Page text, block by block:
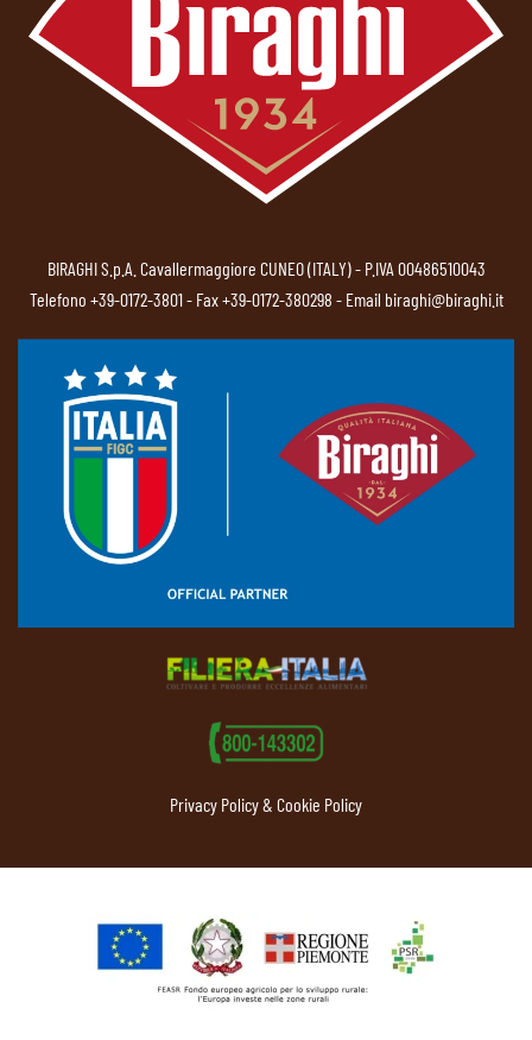
BIRAGHI S.p.A. Cavallermaggiore CUNEO (ITALY) - P.IVA 00486510043
Telefono +39-0172-3801- Fax +39-0172-380298 - Email biraghi@biraghi.it
Privacy Policy & Cookie Policy